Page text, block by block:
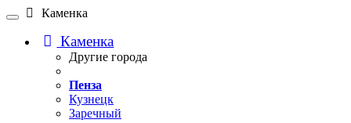
Каменка
Каменка
Другие города
Пенза
Кузнецк
Заречный